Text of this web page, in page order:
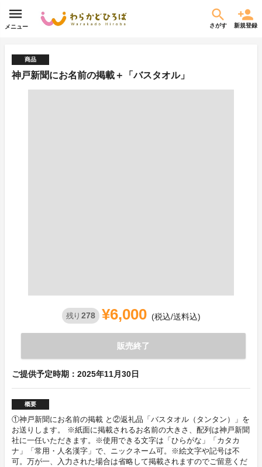
メニュー さがす 新規登録
商品
神戸新聞にお名前の掲載＋「バスタオル」
残り 278 ¥6,000 (税込/送料込)
販売終了
ご提供予定時期：2025年11月30日
概要
①神戸新聞にお名前の掲載 と②返礼品「バスタオル（タンタン）」を
お送りします。 ※紙面に掲載されるお名前の大きさ、配列は神戸新聞
社に一任いただきます。※使用できる文字は「ひらがな」「カタカ
ナ」「常用・人名漢字」で、ニックネーム可。※絵文字や記号は不
可。万が一、入力された場合は省略して掲載されますのでご留意くだ